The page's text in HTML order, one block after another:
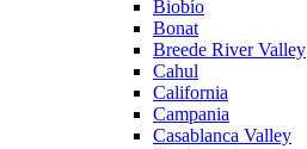
Biobío
Bonat
Breede River Valley
Cahul
California
Campania
Casablanca Valley